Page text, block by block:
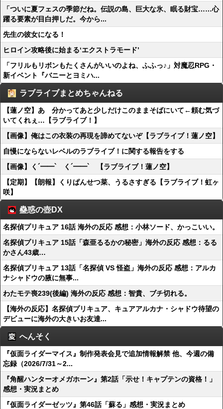
「ついに夏フェスの季節だね。伝説の島、巨大な氷、眠る財宝……心
躍る要素が目白押しだ。今から...
先生の彼女になる！
ヒロイン攻略後に始まる‘エクストラモード’
「フリルもリボンもたくさんがいいのよね、ふふっ♪」対魔忍RPG・
新イベント『バニーとヨミハ...
ラブライブまとめちゃんねる
【蓮ノ空】あゝ分かってあと少しだけこのままそばにいて←頼む気づ
いてくれぇ…【ラブライブ！】
【画像】俺はこの衣装の再現を諦めてないぞ【ラブライブ！蓮ノ空】
自慢にならないレベルのラブライブ！に関する報告をする
【画像】く´━━`ゝく´━━`ゝ【ラブライブ！蓮ノ空】
【定期】【朗報】くりぱんせつ菜、うるさすぎる【ラブライブ！虹ヶ
咲】
蠱惑の壺DX
名探偵プリキュア 16話 海外の反応 感想：小林ソード、かっこいい。
名探偵プリキュア 15話「森亜るるかの秘密」海外の反応 感想：るる
かさん43歳…
名探偵プリキュア 13話「名探偵 VS 怪盗」海外の反応 感想：アルカ
ナシャドウの腋に無事...
わたモテ喪239(後編) 海外の反応 感想：智貴、ブチ切れる。
【海外の反応】名探偵プリキュア、キュアアルカナ・シャドウ待望の
デビューに海外の大きいお友達...
へんそく
『仮面ライダーマイス』制作発表会見で追加情報解禁 他、今週の備
忘録（2026/7/31～2...
『角醒ハンターオメガホーン』第2話「示せ！キャプテンの資格！」
感想・実況まとめ
『仮面ライダーゼッツ』第46話「蘇る」感想・実況まとめ